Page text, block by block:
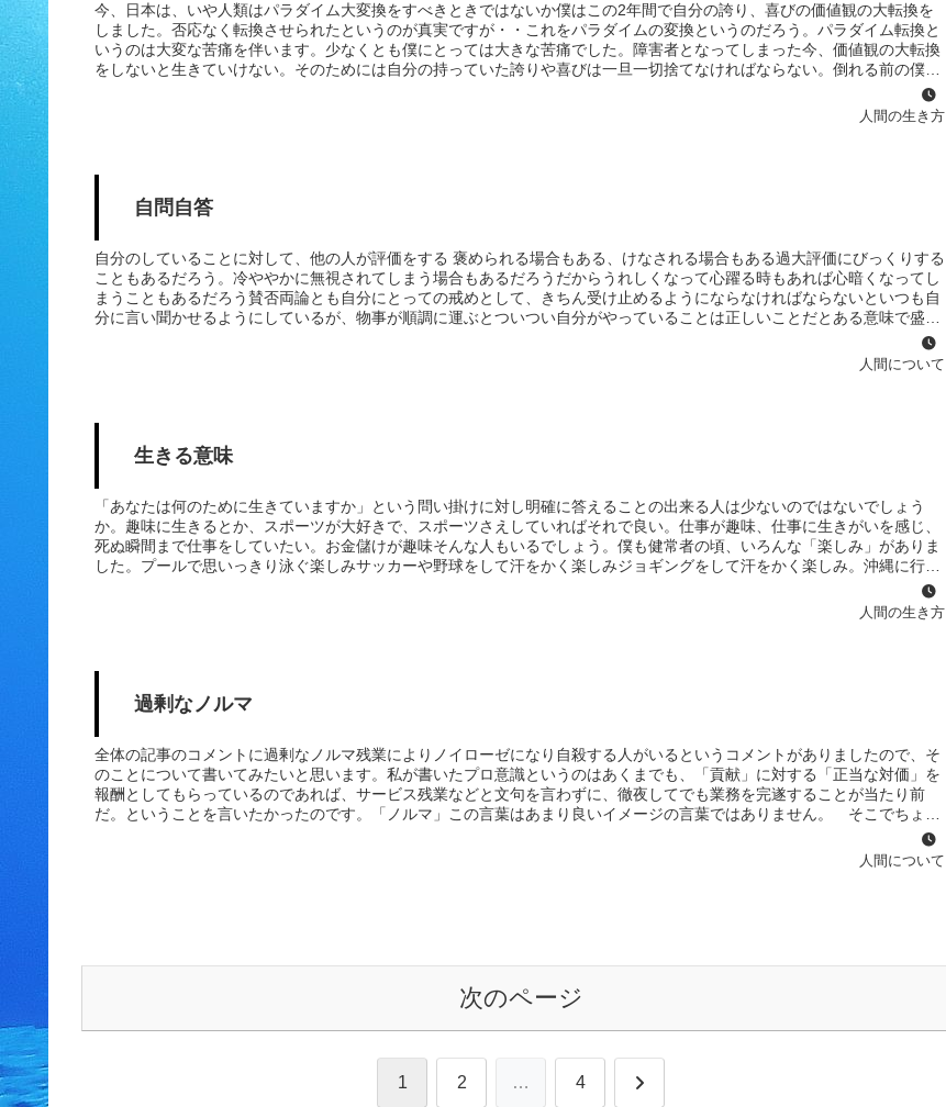
今、日本は、いや人類はパラダイム大変換をすべきときではないか僕はこの2年間で自分の誇り、喜びの価値観の大転換を
しました。否応なく転換させられたというのが真実ですが・・これをパラダイムの変換というのだろう。パラダイム転換と
いうのは大変な苦痛を伴います。少なくとも僕にとっては大きな苦痛でした。障害者となってしまった今、価値観の大転換
をしないと生きていけない。そのためには自分の持っていた誇りや喜びは一旦一切捨てなければならない。倒れる前の僕
は、体力には自信がありました。水泳部出身なので、持久力には自信があり一種の自分の誇りでありプライドでもありまし
た。また仕事においてもエンジニアの経験コンサルタントの経験などいろいろな職歴からバリバリと仕事をこなしている自
分に自画自賛と少しの誇りがありました。車にしても、排気量の大きなアメ車の大きな車に乗り、自慢でもありました。
人間の生き方
自問自答
自分のしていることに対して、他の人が評価をする 褒められる場合もある、けなされる場合もある過大評価にびっくりする
こともあるだろう。冷ややかに無視されてしまう場合もあるだろうだからうれしくなって心躍る時もあれば心暗くなってし
まうこともあるだろう賛否両論とも自分にとっての戒めとして、きちん受け止めるようにならなければならないといつも自
分に言い聞かせるようにしているが、物事が順調に運ぶとついつい自分がやっていることは正しいことだとある意味で盛り
上がった気持になりがちだ。常に今自分がやろうとしていること、やっていることは本当に世の中の役に立っているのか世
の中の役に立つことなのか自分の単なる自己満足で、エゴイズムではないか、そのことによって周りに迷惑をかけていはい
ないか。そんなことを常に自問自答しながら生きていくことが大切なのだろうもちろん必要以上に、疑心暗鬼になる必要は
人間について
生きる意味
「あなたは何のために生きていますか」という問い掛けに対し明確に答えることの出来る人は少ないのではないでしょう
か。趣味に生きるとか、スポーツが大好きで、スポーツさえしていればそれで良い。仕事が趣味、仕事に生きがいを感じ、
死ぬ瞬間まで仕事をしていたい。お金儲けが趣味そんな人もいるでしょう。僕も健常者の頃、いろんな「楽しみ」がありま
した。プールで思いっきり泳ぐ楽しみサッカーや野球をして汗をかく楽しみジョギングをして汗をかく楽しみ。沖縄に行っ
てスキューバダイビングをして水中写真を撮影する楽しみ次に休みを取ったら何をしようかな。時間とお金に余裕ができ、
沖縄なんかに行けそうになればワクワクしたものだ。でも、もうこれらの「楽しみ」はすべてあきらめなければならない状
況になってしまった。このブログにもある心臓に障害のある方からメッセージをいただきました「障害を持つということは
人間の生き方
過剰なノルマ
全体の記事のコメントに過剰なノルマ残業によりノイローゼになり自殺する人がいるというコメントがありましたので、そ
のことについて書いてみたいと思います。私が書いたプロ意識というのはあくまでも、「貢献」に対する「正当な対価」を
報酬としてもらっているのであれば、サービス残業などと文句を言わずに、徹夜してでも業務を完遂することが当たり前
だ。ということを言いたかったのです。「ノルマ」この言葉はあまり良いイメージの言葉ではありません。 そこでちょっ
と調べてみウィキペディアに下記のように書かれていました。ノルマ（ロシア語：Норма, norma）とは半強制的に与えら
れた労働の基準量であり、大抵の場合時間的強制も付加される。また会社の売上を一定以上確保する、特定の日までに一定
量を製造・生産する、競合他社との競争に勝つ、などといった目的を達成するために、経営者などが労働者にノルマを課
人間について
次のページ
1 2 … 4 次